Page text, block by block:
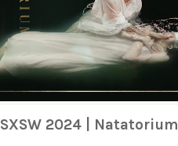
SXSW 2024 | Natatorium